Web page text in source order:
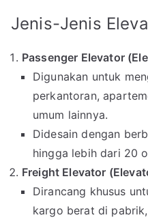
Jenis-Jenis
Passenger Elevator
Digunakan untuk
perkantoran,
umum lainnya.
Didesain dengan
hingga lebih dari 20
Freight Elevator
Dirancang khusus
kargo berat di